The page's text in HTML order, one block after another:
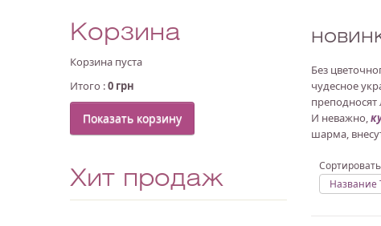
Корзина
Корзина пуста
Итого :0 грн
Показать корзину
Хит продаж
Без
чудесное
И неважно,
шарма,
Название